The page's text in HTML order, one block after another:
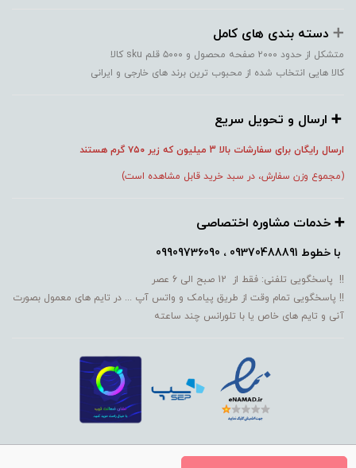
➕️ دسته بندی های کامل
متشکل از حدود ۲۰۰۰ صفحه محصول و ۵۰۰۰ قلم sku کالا
کالا هایی انتخاب شده از محبوب ترین برند های خارجی و ایرانی
➕️ ارسال و تحویل سریع
ارسال رایگان برای سفارشات بالا 3 میلیون که زیر ۷۵۰ گرم هستند
(مجموع وزن سفارش، در سبد خرید قابل مشاهده است)
➕️ خدمات مشاوره اختصاصی
با خطوط 09370488891 ، 09909736090
!! پاسخگویی تلفنی: فقط از 12 صبح الی 6 عصر
!! پاسخگویی تمام وقت از طریق پیامک و واتس آپ ... در تایم های معمول بصورت
آنی و تایم های خاص یا با تلورانس چند ساعته